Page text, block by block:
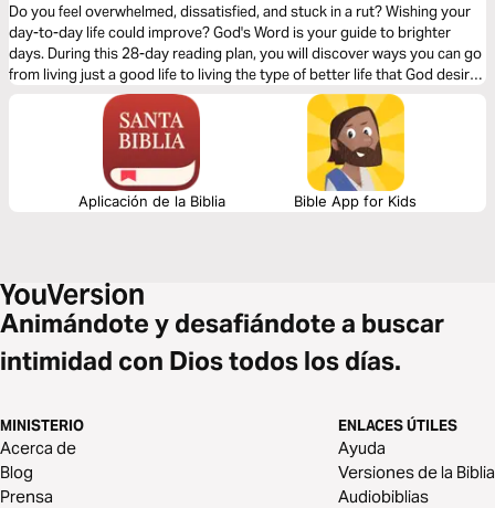
Do you feel overwhelmed, dissatisfied, and stuck in a rut? Wishing your
day-to-day life could improve? God's Word is your guide to brighter
days. During this 28-day reading plan, you will discover ways you can go
from living just a good life to living the type of better life that God desires
Aplicación de la Biblia Bible App for Kids
Animándote y desafiándote a buscar
intimidad con Dios todos los días.
MINISTERIO
Acerca de
Blog
Prensa
ENLACES ÚTILES
Ayuda
Versiones de la Biblia
Audiobiblias